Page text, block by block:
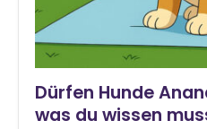
Dürfen Hunde
was du wissen